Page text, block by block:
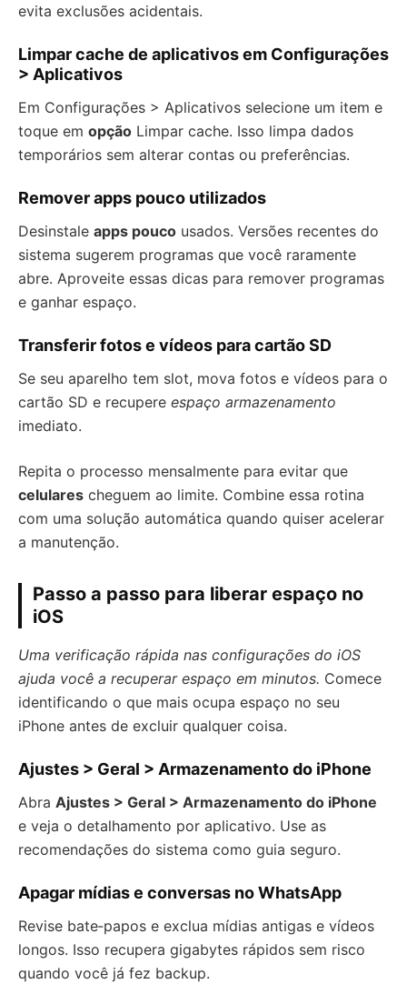
evita exclusões acidentais.
Limpar cache de aplicativos em Configurações
> Aplicativos
Em Configurações > Aplicativos selecione um item e
toque em opção Limpar cache. Isso limpa dados
temporários sem alterar contas ou preferências.
Remover apps pouco utilizados
Desinstale apps pouco usados. Versões recentes do
sistema sugerem programas que você raramente
abre. Aproveite essas dicas para remover programas
e ganhar espaço.
Transferir fotos e vídeos para cartão SD
Se seu aparelho tem slot, mova fotos e vídeos para o
cartão SD e recupere espaço armazenamento
imediato.
Repita o processo mensalmente para evitar que
celulares cheguem ao limite. Combine essa rotina
com uma solução automática quando quiser acelerar
a manutenção.
Passo a passo para liberar espaço no
iOS
Uma verificação rápida nas configurações do iOS
ajuda você a recuperar espaço em minutos. Comece
identificando o que mais ocupa espaço no seu
iPhone antes de excluir qualquer coisa.
Ajustes > Geral > Armazenamento do iPhone
Abra Ajustes > Geral > Armazenamento do iPhone
e veja o detalhamento por aplicativo. Use as
recomendações do sistema como guia seguro.
Apagar mídias e conversas no WhatsApp
Revise bate‑papos e exclua mídias antigas e vídeos
longos. Isso recupera gigabytes rápidos sem risco
quando você já fez backup.